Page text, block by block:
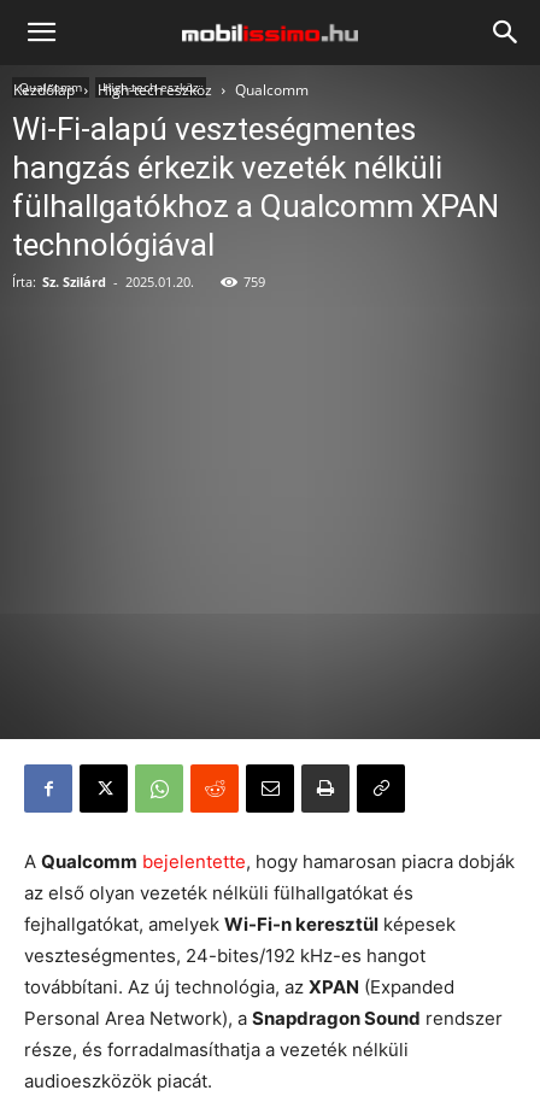
Mobilissimo.hu
Kezdőlap High-tech eszköz Qualcomm
Qualcomm High-tech eszköz
Wi-Fi-alapú veszteségmentes
hangzás érkezik vezeték nélküli
fülhallgatókhoz a Qualcomm XPAN
technológiával
Írta: Sz. Szilárd - 2025.01.20. 759
A Qualcomm bejelentette, hogy hamarosan piacra dobják
az első olyan vezeték nélküli fülhallgatókat és
fejhallgatókat, amelyek Wi-Fi-n keresztül képesek
veszteségmentes, 24-bites/192 kHz-es hangot
továbbítani. Az új technológia, az XPAN (Expanded
Personal Area Network), a Snapdragon Sound rendszer
része, és forradalmasíthatja a vezeték nélküli
audioeszközök piacát.